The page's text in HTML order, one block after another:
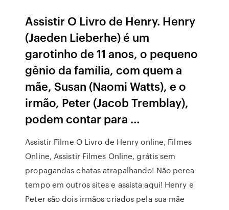
Assistir O Livro de Henry. Henry
(Jaeden Lieberhe) é um
garotinho de 11 anos, o pequeno
gênio da família, com quem a
mãe, Susan (Naomi Watts), e o
irmão, Peter (Jacob Tremblay),
podem contar para …
Assistir Filme O Livro de Henry online, Filmes
Online, Assistir Filmes Online, grátis sem
propagandas chatas atrapalhando! Não perca
tempo em outros sites e assista aqui! Henry e
Peter são dois irmãos criados pela sua mãe